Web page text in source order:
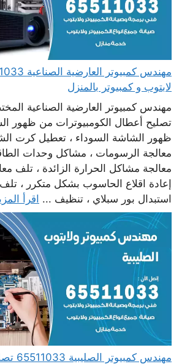
لابتوب و كمبيوتر بالمنزل
مهندس كمبيوتر العارضية الصناعية
تصليح أعطال الكومبيوترات من ظهور
ظهور الشاشة السوداء ، تعطيل كرت
معالجة الرسومات ، مشاكل وحدات
معالجة مشاكل الحرارة الزائدة ، تلف
إعادة اقلاع الحاسوب بشكل متكرر ، تلف
استبدال بور سبلاي ، تنظيف ... اقرأ
مهندس